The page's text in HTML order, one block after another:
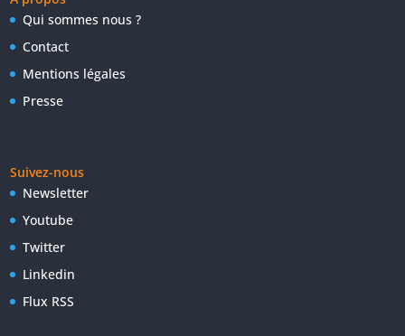
Qui sommes nous ?
Contact
Mentions légales
Presse
Suivez-nous
Newsletter
Youtube
Twitter
Linkedin
Flux RSS